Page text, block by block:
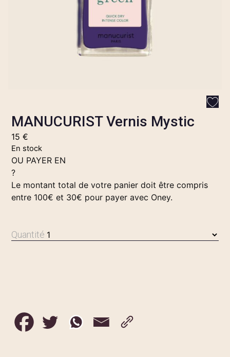
MANUCURIST Vernis Mystic
15€
En stock
OU PAYER EN
?
Le montant total de votre panier doit être compris
entre 100€ et 30€ pour payer avec Oney.
Quantité